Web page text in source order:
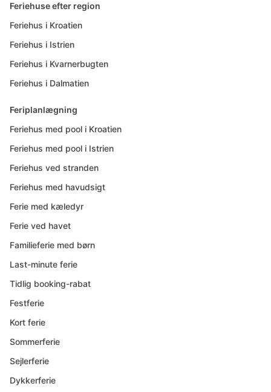
Feriehuse efter region
Feriehus i Kroatien
Feriehus i Istrien
Feriehus i Kvarnerbugten
Feriehus i Dalmatien
Feriplanlægning
Feriehus med pool i Kroatien
Feriehus med pool i Istrien
Feriehus ved stranden
Feriehus med havudsigt
Ferie med kæledyr
Ferie ved havet
Familieferie med børn
Last-minute ferie
Tidlig booking-rabat
Festferie
Kort ferie
Sommerferie
Sejlerferie
Dykkerferie